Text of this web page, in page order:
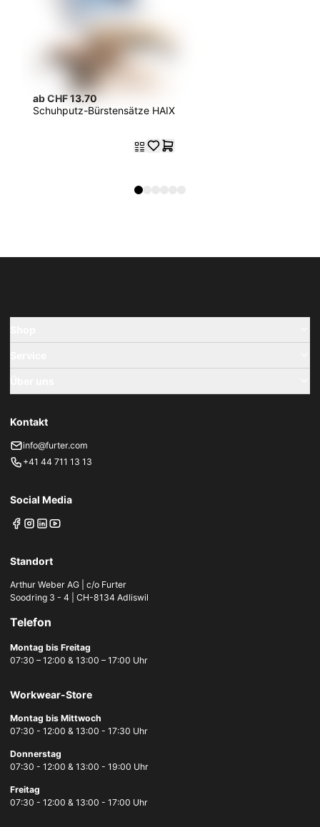
ab CHF 13.70
Schuhputz-Bürstensätze HAIX
Kontakt
info@furter.com
+41 44 711 13 13
Social Media
Standort
Arthur Weber AG | c/o Furter
Soodring 3 - 4 | CH-8134 Adliswil
Telefon
Montag bis Freitag
07:30 – 12:00 & 13:00 – 17:00 Uhr
Workwear-Store
Montag bis Mittwoch
07:30 - 12:00 & 13:00 - 17:30 Uhr
Donnerstag
07:30 - 12:00 & 13:00 - 19:00 Uhr
Freitag
07:30 - 12:00 & 13:00 - 17:00 Uhr